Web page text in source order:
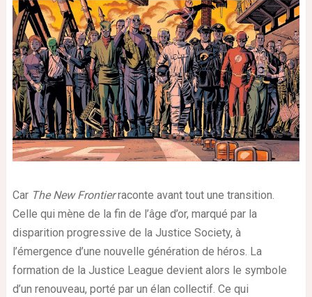
Car The New Frontierraconte avant tout une transition.
Celle qui mène de la fin de l’âge d’or, marqué par la
disparition progressive de la Justice Society, à
l’émergence d’une nouvelle génération de héros. La
formation de la Justice League devient alors le symbole
d’un renouveau, porté par un élan collectif. Ce qui